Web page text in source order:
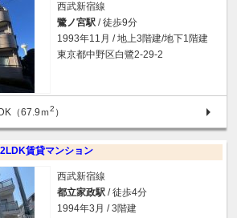
西武新宿線
鷺ノ宮駅 / 徒歩9分
1993年11月 / 地上3階建/地下1階建
東京都中野区白鷺2-29-2
（67.9ｍ2 ）
賃貸マンション
西武新宿線
都立家政駅 / 徒歩4分
1994年3月 / 3階建